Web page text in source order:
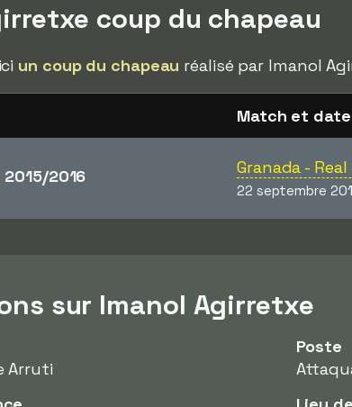
coup du chapeau
un coup du chapeau réalisé par Imanol
Match et date
2015/2016 Granada -
22 septembre
sur Imanol Agirretxe
Arruti
Poste